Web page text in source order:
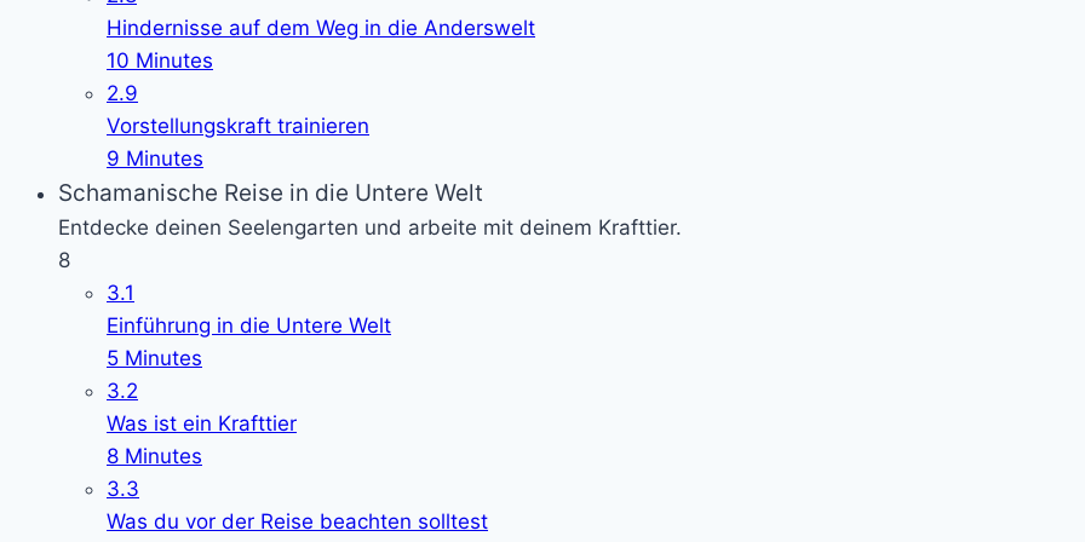
Hindernisse auf dem Weg in die Anderswelt
10 Minutes
2.9
Vorstellungskraft trainieren
9 Minutes
Schamanische Reise in die Untere Welt
Entdecke deinen Seelengarten und arbeite mit deinem Krafttier.
8
3.1
Einführung in die Untere Welt
5 Minutes
3.2
Was ist ein Krafttier
8 Minutes
3.3
Was du vor der Reise beachten solltest